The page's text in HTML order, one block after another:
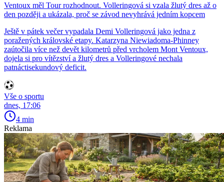
Ventoux měl Tour rozhodnout. Volleringová si vzala žlutý dres až o
den později a ukázala, proč se závod nevyhrává jedním kopcem
Ještě v pátek večer vypadala Demi Volleringová jako jedna z
poražených královské etapy. Katarzyna Niewiadoma-Phinney
zaútočila více než devět kilometrů před vrcholem Mont Ventoux,
dojela si pro vítězství a žlutý dres a Volleringové nechala
patnáctisekundový deficit.
Vše o sportu
dnes, 17:06
4 min
Reklama